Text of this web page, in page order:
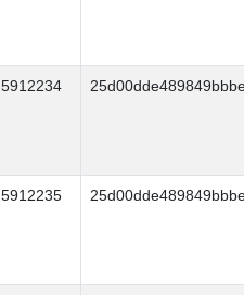
5912234
5912235